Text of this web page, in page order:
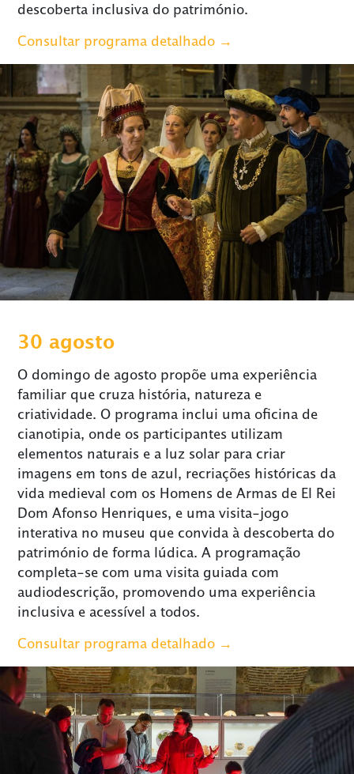
descoberta inclusiva do património.
Consultar programa detalhado →
30 agosto
O domingo de agosto propõe uma experiência
familiar que cruza história, natureza e
criatividade. O programa inclui uma oficina de
cianotipia, onde os participantes utilizam
elementos naturais e a luz solar para criar
imagens em tons de azul, recriações históricas da
vida medieval com os Homens de Armas de El Rei
Dom Afonso Henriques, e uma visita-jogo
interativa no museu que convida à descoberta do
património de forma lúdica. A programação
completa-se com uma visita guiada com
audiodescrição, promovendo uma experiência
inclusiva e acessível a todos.
Consultar programa detalhado →